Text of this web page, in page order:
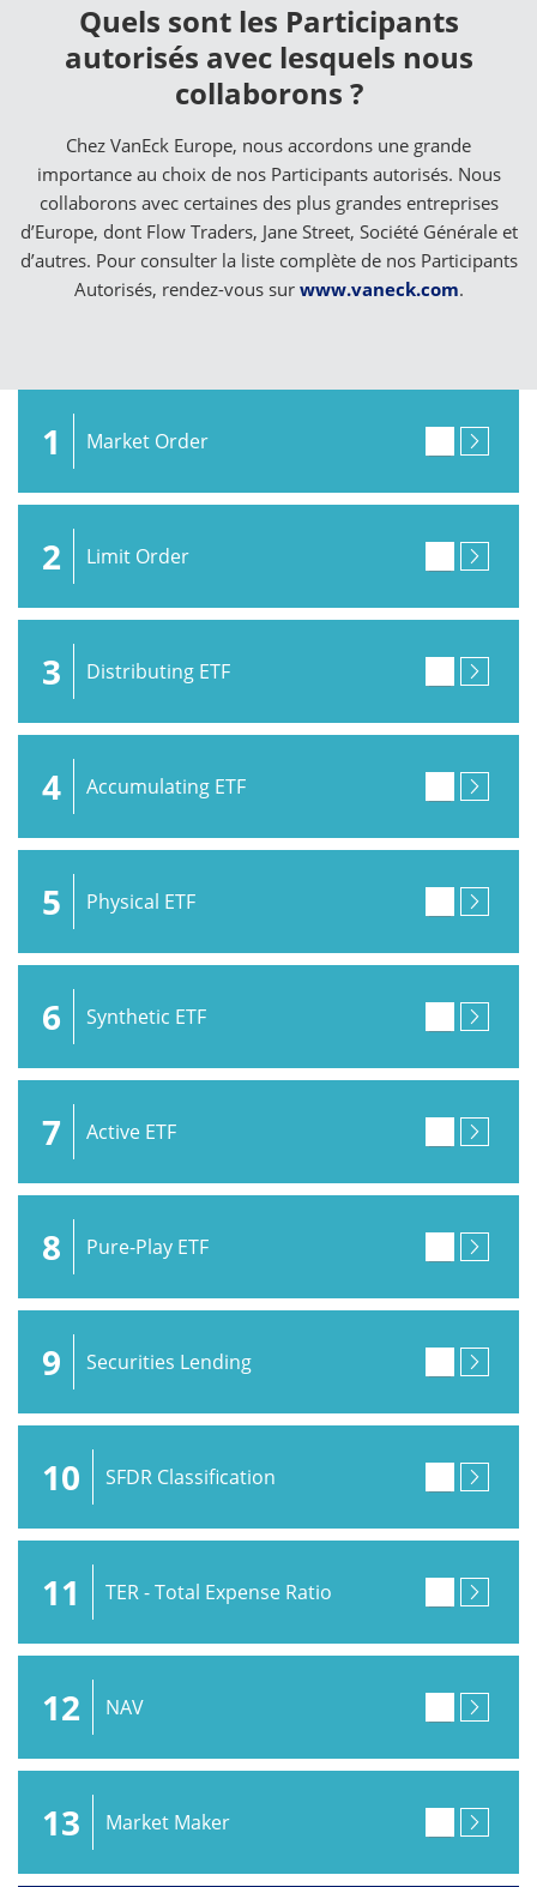
Quels sont les Participants
autorisés avec lesquels nous
collaborons ?
Chez VanEck Europe, nous accordons une grande
importance au choix de nos Participants autorisés. Nous
collaborons avec certaines des plus grandes entreprises
d’Europe, dont Flow Traders, Jane Street, Société Générale et
d’autres. Pour consulter la liste complète de nos Participants
Autorisés, rendez-vous sur www.vaneck.com.
1 Market Order
2 Limit Order
3 Distributing ETF
4 Accumulating ETF
5 Physical ETF
6 Synthetic ETF
7 Active ETF
8 Pure-Play ETF
9 Securities Lending
10 SFDR Classification
11 TER - Total Expense Ratio
12 NAV
13 Market Maker